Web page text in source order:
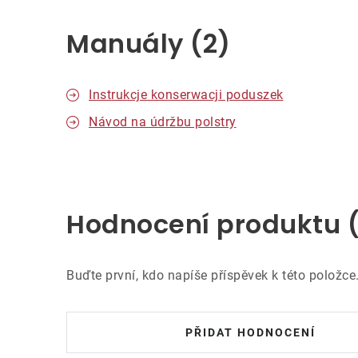
Manuály (2)
Instrukcje konserwacji poduszek
Návod na údržbu polstry
Hodnocení produktu
Buďte první, kdo napíše příspěvek k této položce.
PŘIDAT HODNOCENÍ